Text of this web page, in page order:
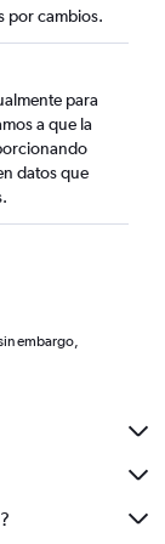
por cambios.
para
a que la
datos que
embargo,